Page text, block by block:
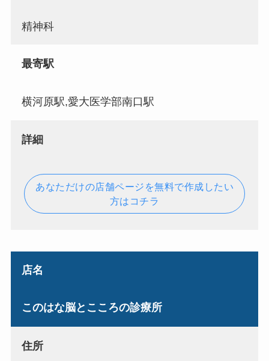
精神科
最寄駅
横河原駅,愛大医学部南口駅
詳細
あなただけの店舗ページを無料で作成したい
方はコチラ
店名
このはな脳とこころの診療所
住所